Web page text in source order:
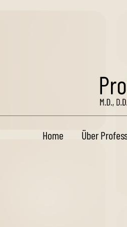
Home Über